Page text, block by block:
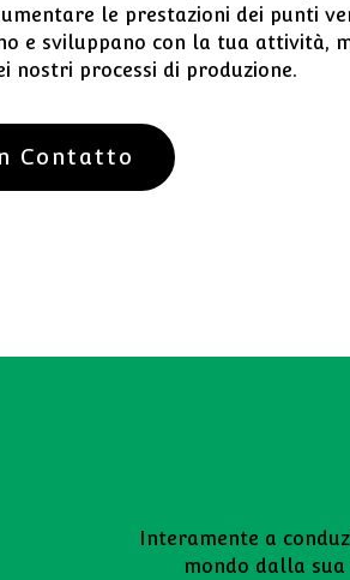
le prestazioni dei punti
e sviluppano con la tua attività,
nostri processi di produzione.
Contatto
Interamente a
mondo dalla